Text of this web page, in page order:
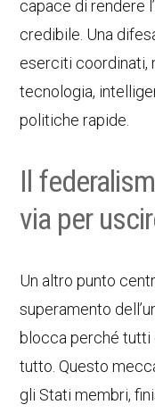
capace di rendere
credibile. Una
eserciti coordinati,
tecnologia,
politiche rapide.
Il
via per
Un altro punto
superamento
blocca perché tutti
tutto. Questo
gli Stati membri,